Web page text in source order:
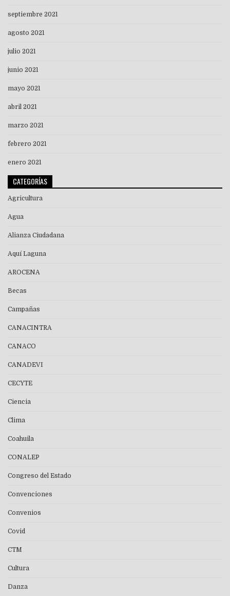
septiembre 2021
agosto 2021
julio 2021
junio 2021
mayo 2021
abril 2021
marzo 2021
febrero 2021
enero 2021
CATEGORÍAS
Agricultura
Agua
Alianza Ciudadana
Aquí Laguna
AROCENA
Becas
Campañas
CANACINTRA
CANACO
CANADEVI
CECYTE
Ciencia
Clima
Coahuila
CONALEP
Congreso del Estado
Convenciones
Convenios
Covid
CTM
Cultura
Danza